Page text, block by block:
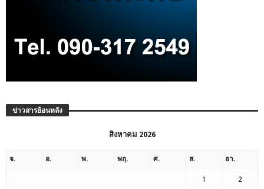
ข่าวสารย้อนหลัง
สิงหาคม 2026
จ. อ. พ. พฤ. ศ. ส. อา.
1 2